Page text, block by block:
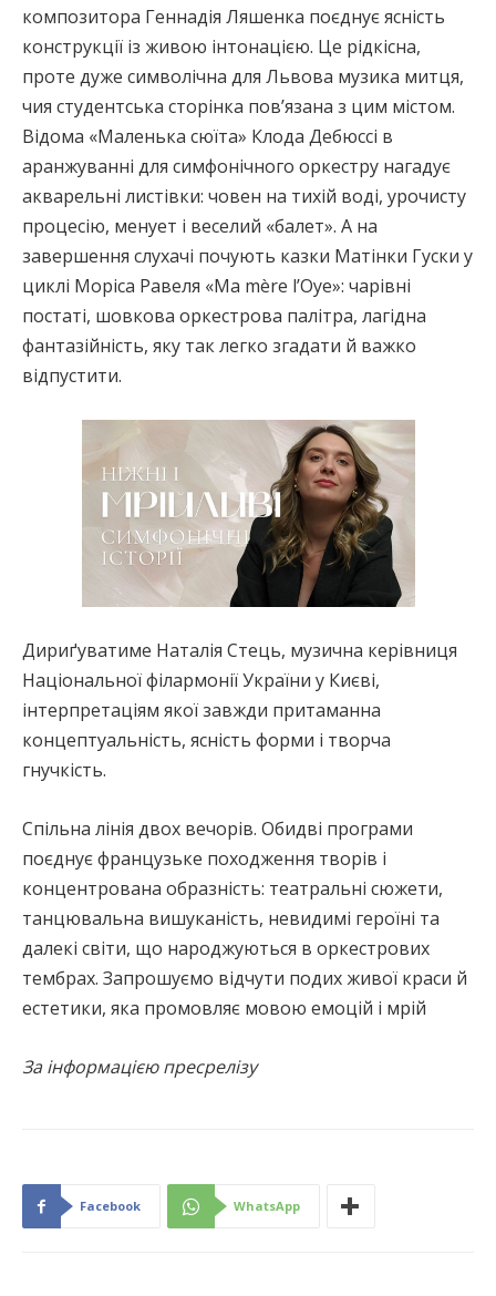
композитора Геннадія Ляшенка поєднує ясність
конструкції із живою інтонацією. Це рідкісна,
проте дуже символічна для Львова музика митця,
чия студентська сторінка пов’язана з цим містом.
Відома «Маленька сюїта» Клода Дебюссі в
аранжуванні для симфонічного оркестру нагадує
акварельні листівки: човен на тихій воді, урочисту
процесію, менует і веселий «балет». А на
завершення слухачі почують казки Матінки Гуски у
циклі Моріса Равеля «Ma mère l’Oye»: чарівні
постаті, шовкова оркестрова палітра, лагідна
фантазійність, яку так легко згадати й важко
відпустити.
Дириґуватиме Наталія Стець, музична керівниця
Національної філармонії України у Києві,
інтерпретаціям якої завжди притаманна
концептуальність, ясність форми і творча
гнучкість.
Спільна лінія двох вечорів. Обидві програми
поєднує французьке походження творів і
концентрована образність: театральні сюжети,
танцювальна вишуканість, невидимі героїні та
далекі світи, що народжуються в оркестрових
тембрах. Запрошуємо відчути подих живої краси й
естетики, яка промовляє мовою емоцій і мрій
За інформацією пресрелізу
Facebook WhatsApp